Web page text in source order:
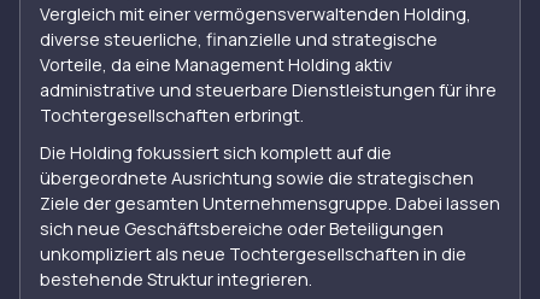
Vergleich mit einer vermögensverwaltenden Holding,
diverse steuerliche, finanzielle und strategische
Vorteile, da eine Management Holding aktiv
administrative und steuerbare Dienstleistungen für ihre
Tochtergesellschaften erbringt.
Die Holding fokussiert sich komplett auf die
übergeordnete Ausrichtung sowie die strategischen
Ziele der gesamten Unternehmensgruppe. Dabei lassen
sich neue Geschäftsbereiche oder Beteiligungen
unkompliziert als neue Tochtergesellschaften in die
bestehende Struktur integrieren.